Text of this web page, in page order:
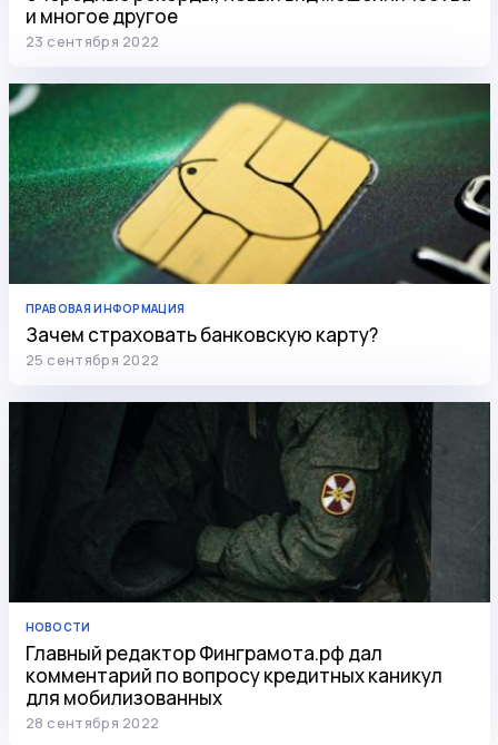
и многое другое
23 сентября 2022
ПРАВОВАЯ ИНФОРМАЦИЯ
Зачем страховать банковскую карту?
25 сентября 2022
НОВОСТИ
Главный редактор Финграмота.рф дал
комментарий по вопросу кредитных каникул
для мобилизованных
28 сентября 2022